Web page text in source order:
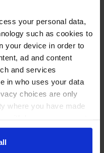
your personal data,
such as cookies to
your device in order to
ad and content
and services
in who uses your data
choices are only
where you have made
or by clicking on
Anbieters und
und
zu. *